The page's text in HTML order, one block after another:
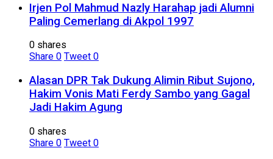
Irjen Pol Mahmud Nazly Harahap jadi Alumni
Paling Cemerlang di Akpol 1997
0 shares
Share 0 Tweet 0
Alasan DPR Tak Dukung Alimin Ribut Sujono,
Hakim Vonis Mati Ferdy Sambo yang Gagal
Jadi Hakim Agung
0 shares
Share 0 Tweet 0